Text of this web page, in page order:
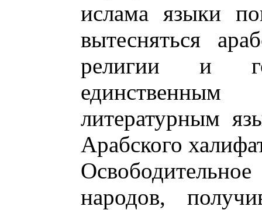
ислама языки
вытесняться
религии и
литературным
Арабского
народов,